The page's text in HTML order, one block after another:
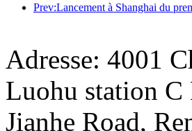
Adresse: 4001
Luohu station C
Jianhe Road,